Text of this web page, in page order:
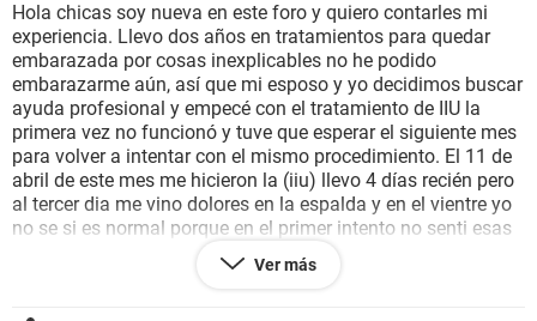
BIENESTAR
SEXUALIDAD
GLOSARIO
Hola chicas soy nueva en este foro y quiero contarles mi
experiencia. Llevo dos años en tratamientos para quedar
embarazada por cosas inexplicables no he podido
embarazarme aún, así que mi esposo y yo decidimos buscar
ayuda profesional y empecé con el tratamiento de IIU la
primera vez no funcionó y tuve que esperar el siguiente mes
para volver a intentar con el mismo procedimiento. El 11 de
abril de este mes me hicieron la (iiu) llevo 4 días recién pero
al tercer dia me vino dolores en la espalda y en el vientre yo
no se si es normal porque en el primer intento no senti esas
molestias raras!! y mi doctor me dijo que tengo que esperar
dos semanas para hacerme los análisis de sangre, .ruego a
Ver más